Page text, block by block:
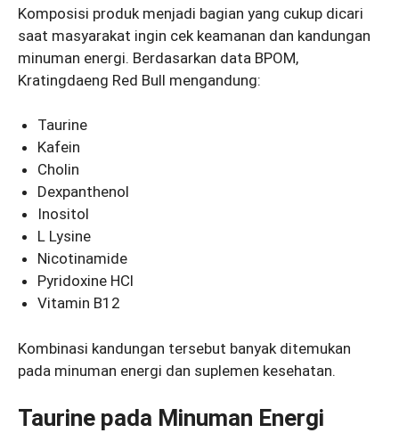
Komposisi produk menjadi bagian yang cukup dicari
saat masyarakat ingin cek keamanan dan kandungan
minuman energi. Berdasarkan data BPOM,
Kratingdaeng Red Bull mengandung:
Taurine
Kafein
Cholin
Dexpanthenol
Inositol
L Lysine
Nicotinamide
Pyridoxine HCl
Vitamin B12
Kombinasi kandungan tersebut banyak ditemukan
pada minuman energi dan suplemen kesehatan.
Taurine pada Minuman Energi